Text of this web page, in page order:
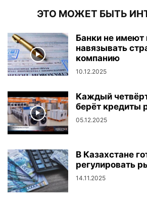
ЭТО МОЖЕТ БЫТЬ
Банки не имеют
навязывать
компанию
10.12.2025
Каждый
берёт кредиты
05.12.2025
В Казахстане
регулировать
14.11.2025